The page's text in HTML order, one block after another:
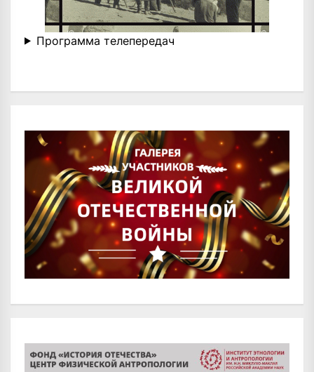
Программа телепередач